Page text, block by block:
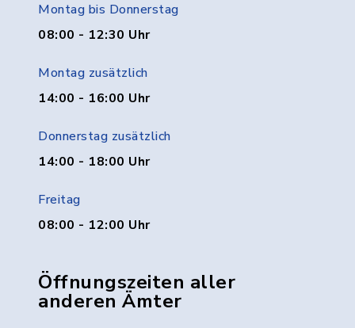
Montag bis Donnerstag
08:00 - 12:30 Uhr
Montag zusätzlich
14:00 - 16:00 Uhr
Donnerstag zusätzlich
14:00 - 18:00 Uhr
Freitag
08:00 - 12:00 Uhr
Öffnungszeiten aller
anderen Ämter